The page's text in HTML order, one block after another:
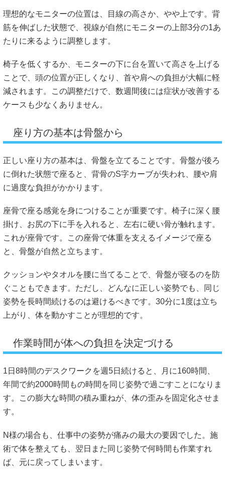
理想的なモニターの位置は、目線の高さか、やや上です。背
筋を伸ばした状態で、視線が自然にモニターの上部3分の1あ
たりに来るように調整します。
椅子を低くするか、モニターの下に台を置いて高さを上げる
ことで、頭の位置が正しくなり、首や肩への負担が大幅に軽
減されます。この調整だけで、数週間後には症状が改善する
ケースも少なくありません。
座り方の基本は骨盤から
正しい座り方の基本は、骨盤を立てることです。骨盤が後ろ
に倒れた状態で座ると、背骨のS字カーブが失われ、腰や肩
に過度な負担がかかります。
座骨で座る感覚を身につけることが重要です。椅子に深く腰
掛け、お尻の下に手を入れると、左右に硬い骨が触れます。
これが座骨です。この座骨で体重を支えるイメージで座る
と、骨盤が自然と立ちます。
クッションやタオルを腰に当てることで、骨盤が寝るのを防
ぐこともできます。ただし、どんなに正しい姿勢でも、同じ
姿勢を長時間続けるのは避けるべきです。30分に1度は立ち
上がり、体を動かすことが理想的です。
作業時間が体への負担を決定づける
1日8時間のデスクワークを週5日続けると、月に160時間、
年間で約2000時間もの時間を同じ姿勢で過ごすことになりま
す。この膨大な時間の積み重ねが、体の歪みを固定化させま
す。
N様の場合も、仕事中の姿勢が痛みの最大の要因でした。施
術で体を整えても、翌日また同じ姿勢で何時間も作業すれ
ば、元に戻ってしまいます。